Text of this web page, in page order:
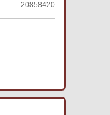
20858420